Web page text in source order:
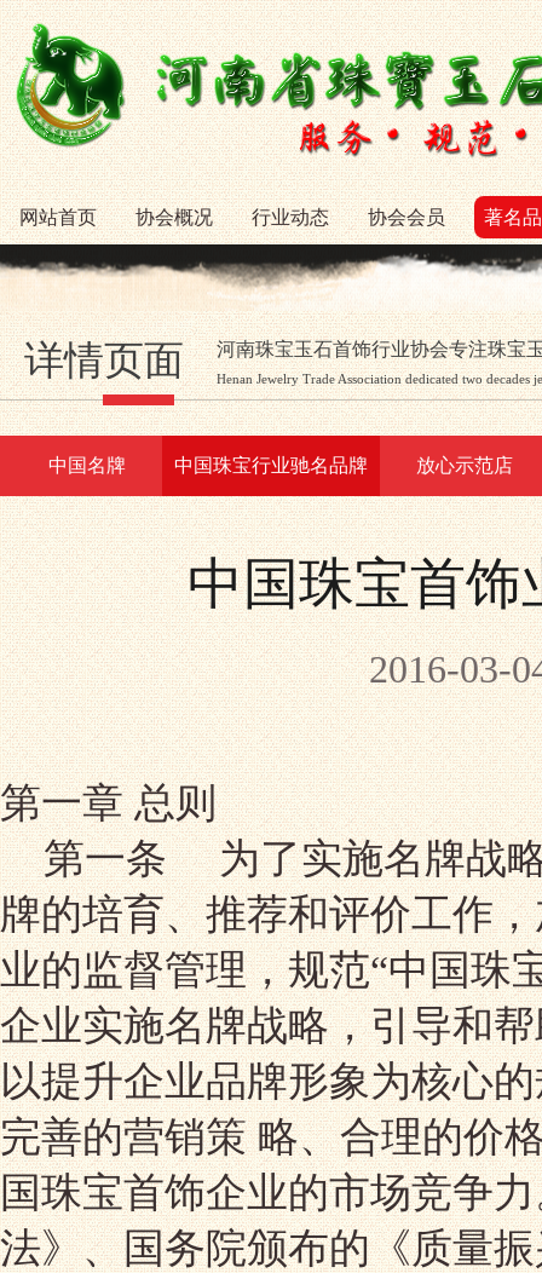
网站首页 协会概况 行业动态 协会会员 著名
详情页面 河南珠宝玉石首饰行业协会专注珠宝
Henan Jewelry Trade Association dedicated two decades
中国名牌 中国珠宝行业驰名品牌 放心示范店
中国珠宝首饰
2016-
第一章 总则
第一条 为了实施名牌战略
牌的培育、推荐和评价工作
业的监督管理，规范“中国珠
企业实施名牌战略，引导和
以提升企业品牌形象为核心
完善的营销策 略、合理的价
国珠宝首饰企业的市场竞争
法》、国务院颁布的《质量